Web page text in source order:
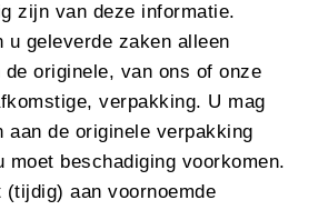
zijn van deze informatie.
u geleverde zaken alleen
de originele, van ons of onze
verpakking. U mag
aan de originele verpakking
moet beschadiging voorkomen.
(tijdig) aan voornoemde